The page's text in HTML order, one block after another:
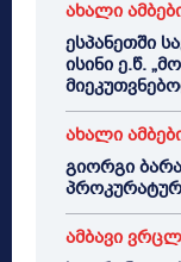
ახალი
ესპანეთში
ისინი ე.წ.
ახალი
გიორგი
ამბავი